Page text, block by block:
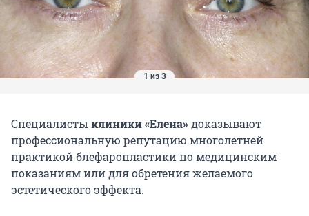
1 из 3
Специалисты клиники «Елена»доказывают
профессиональную репутацию многолетней
практикой блефаропластики по медицинским
показаниям или для обретения желаемого
эстетического эффекта.